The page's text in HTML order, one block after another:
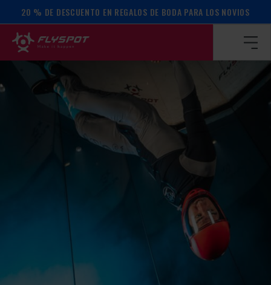
20 % DE DESCUENTO EN REGALOS DE BODA PARA LOS NOVIOS
Página de inicio / Calendario de actos / ¡Campamento David